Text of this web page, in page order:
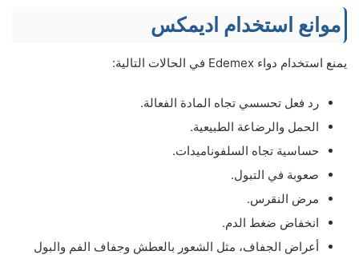
موانع استخدام اديمكس
يمنع استخدام دواء Edemex في الحالات التالية:
رد فعل تحسسي تجاه المادة الفعالة.
الحمل والرضاعة الطبيعية.
حساسية تجاه السلفوناميدات.
صعوبة في التبول.
مرض النقرس.
انخفاض ضغط الدم.
أعراض الجفاف، مثل الشعور بالعطش وجفاف الفم والبول